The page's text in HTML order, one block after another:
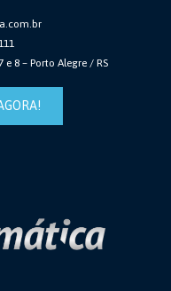
e 8 – Porto Alegre / RS